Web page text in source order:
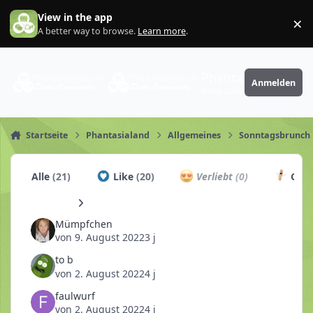
Zum Inhalt springen
View in the app
A better way to browse. Learn more. ×
PhantaFriends.de
Anmelden
Startseite Phantasialand Allgemeines Sonntagsbrunch
Alle(21) Like (20) Verliebt(0)
Mümpfchen
von 9. August 20223 j
to b
von 2. August 20224 j
faulwurf
von 2. August 20224 j